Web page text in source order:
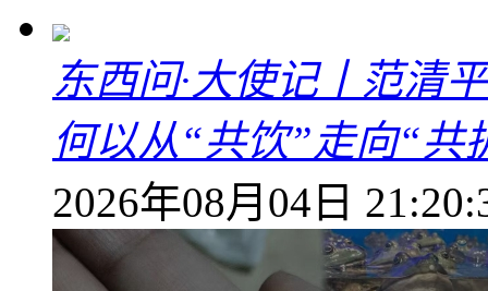
东西问·大使记丨范清
何以从“共饮”走向“共
2026年08月04日